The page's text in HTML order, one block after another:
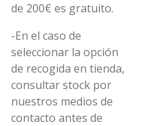
de 200€ es gratuito.
-En el caso de
seleccionar la opción
de recogida en tienda,
consultar stock por
nuestros medios de
contacto antes de